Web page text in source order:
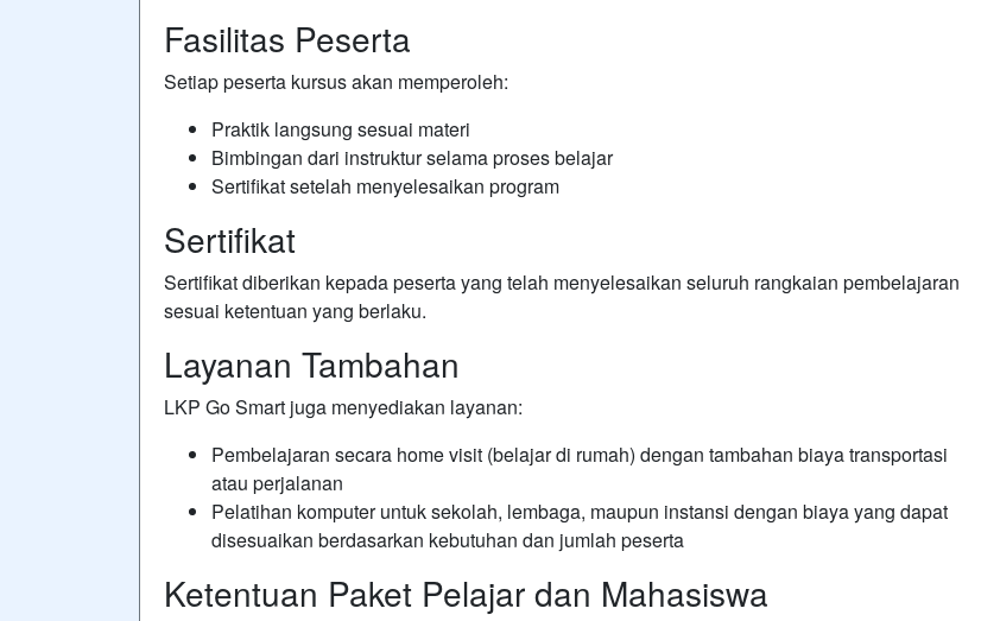
Fasilitas Peserta
Setiap peserta kursus akan memperoleh:
Praktik langsung sesuai materi
Bimbingan dari instruktur selama proses belajar
Sertifikat setelah menyelesaikan program
Sertifikat
Sertifikat diberikan kepada peserta yang telah menyelesaikan seluruh rangkaian pembelajaran
sesuai ketentuan yang berlaku.
Layanan Tambahan
LKP Go Smart juga menyediakan layanan:
Pembelajaran secara home visit (belajar di rumah) dengan tambahan biaya transportasi
atau perjalanan
Pelatihan komputer untuk sekolah, lembaga, maupun instansi dengan biaya yang dapat
disesuaikan berdasarkan kebutuhan dan jumlah peserta
Ketentuan Paket Pelajar dan Mahasiswa